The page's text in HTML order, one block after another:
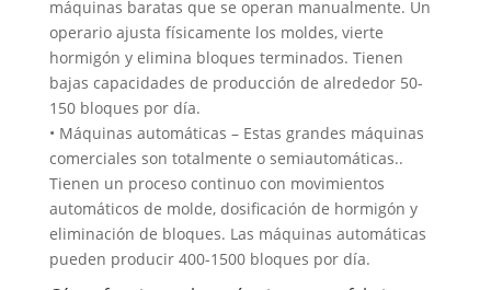
máquinas baratas que se operan manualmente. Un
operario ajusta físicamente los moldes, vierte
hormigón y elimina bloques terminados. Tienen
bajas capacidades de producción de alrededor 50-
150 bloques por día.
• Máquinas automáticas – Estas grandes máquinas
comerciales son totalmente o semiautomáticas..
Tienen un proceso continuo con movimientos
automáticos de molde, dosificación de hormigón y
eliminación de bloques. Las máquinas automáticas
pueden producir 400-1500 bloques por día.